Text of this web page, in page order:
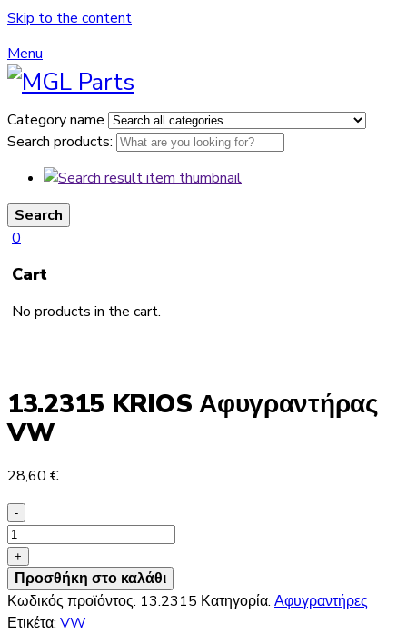
Skip to the content
Menu
Category name
Search products:
Search
0
Cart
No products in the cart.
13.2315 KRIOS Αφυγραντήρας
VW
28,60 €
-
13.2315
KRIOS
Αφυγραντήρας
VW
ποσότητα
+
Προσθήκη στο καλάθι
Κωδικός προϊόντος: 13.2315 Κατηγορία: Αφυγραντήρες
Ετικέτα: VW